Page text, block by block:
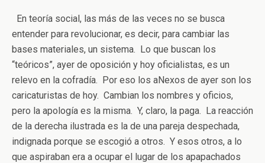
En teoría social, las más de las veces no se busca
entender para revolucionar, es decir, para cambiar las
bases materiales, un sistema. Lo que buscan los
“teóricos”, ayer de oposición y hoy oficialistas, es un
relevo en la cofradía. Por eso los aNexos de ayer son los
caricaturistas de hoy. Cambian los nombres y oficios,
pero la apología es la misma. Y, claro, la paga. La reacción
de la derecha ilustrada es la de una pareja despechada,
indignada porque se escogió a otros. Y esos otros, a lo
que aspiraban era a ocupar el lugar de los apapachados